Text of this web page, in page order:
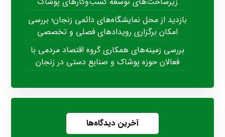
بازدید از محل نمایشگاه‌های دائمی زنجان؛ بررسی
امکان برگزاری رویدادهای فصلی و تخصصی
بررسی زمینه‌های همکاری گروه اقتصاد مردمی با
فعالان حوزه پوشاک و صنایع دستی در زنجان
آخرین دیدگاه‌ها